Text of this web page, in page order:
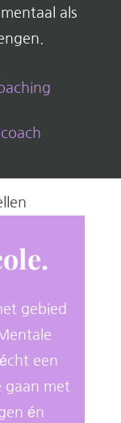
als
gebied
een
gaan met
én